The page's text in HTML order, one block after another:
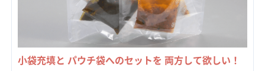
小袋充填と パウチ袋へのセットを 両方して欲しい！